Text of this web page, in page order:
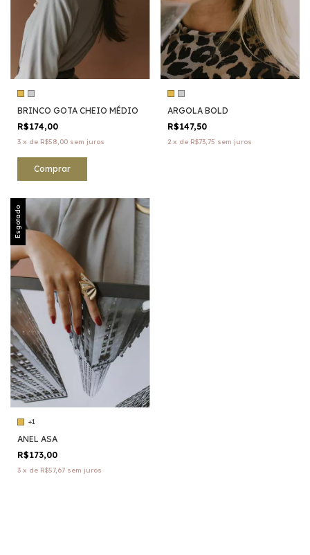
BRINCO GOTA CHEIO MÉDIO
R$174,00
3 x de R$58,00 sem juros
Comprar
ARGOLA BOLD
R$147,50
2 x de R$73,75 sem juros
Esgotado
+1
ANEL ASA
R$173,00
3 x de R$57,67 sem juros